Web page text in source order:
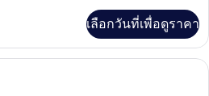
เลือกวันที่เพื่อดูราคา
ห้องทวิน, ปลอดบุหรี่ | โต๊ะทำงาน, พื้น